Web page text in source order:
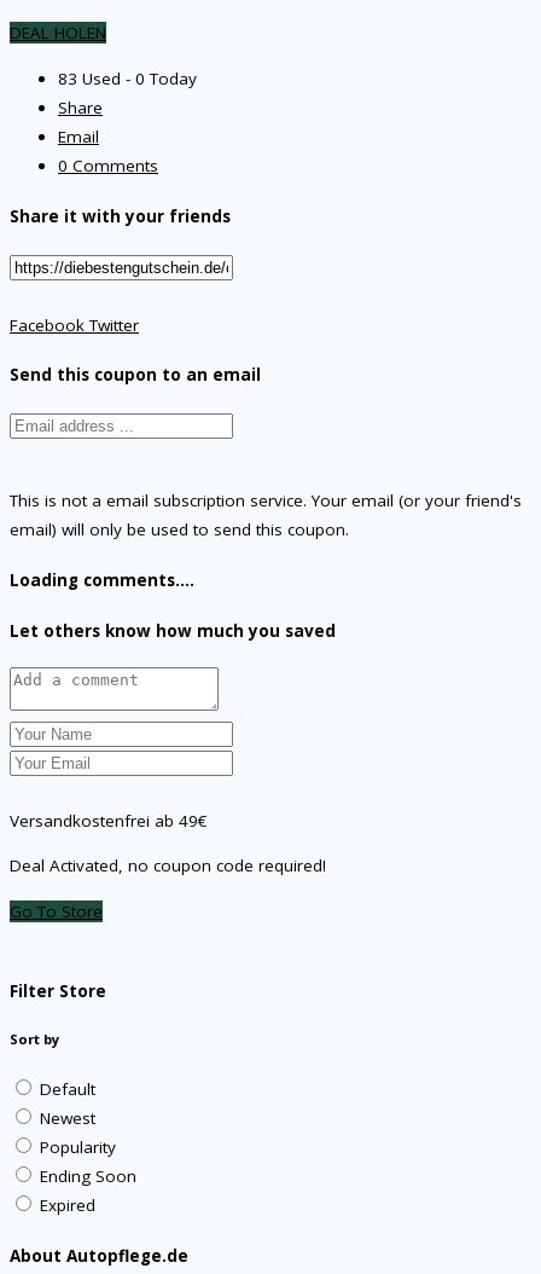
DEAL HOLEN
83 Used - 0 Today
Share
Email
0 Comments
Share it with your friends
FacebookTwitter
Send this coupon to an email
This is not a email subscription service. Your email (or your friend's
email) will only be used to send this coupon.
Loading comments....
Let others know how much you saved
Versandkostenfrei ab 49€
Deal Activated, no coupon code required!
Go To Store
Filter Store
Sort by
Default
Newest
Popularity
Ending Soon
Expired
About Autopflege.de